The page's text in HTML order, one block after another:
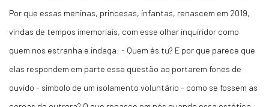
Por que essas meninas, princesas, infantas, renascem em 2019,
vindas de tempos imemoriais, com esse olhar inquiridor como
quem nos estranha e indaga: - Quem és tu? E por que parece que
elas respondem em parte essa questão ao portarem fones de
ouvido - símbolo de um isolamento voluntário - como se fossem as